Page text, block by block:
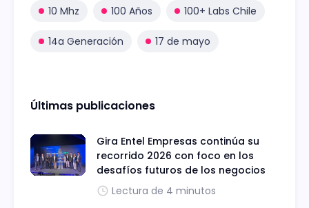
10 Mhz 100 Años 100+ Labs Chile
14a Generación 17 de mayo
Últimas publicaciones
Gira Entel Empresas continúa su
recorrido 2026 con foco en los
desafíos futuros de los negocios
Lectura de 4 minutos